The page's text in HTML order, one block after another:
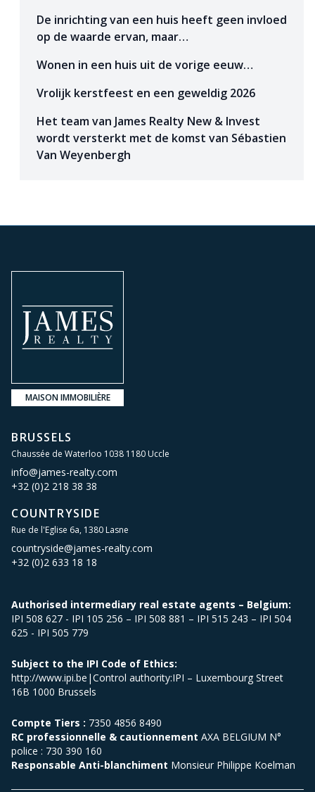
De inrichting van een huis heeft geen invloed
op de waarde ervan, maar…
Wonen in een huis uit de vorige eeuw…
Vrolijk kerstfeest en een geweldig 2026
Het team van James Realty New & Invest
wordt versterkt met de komst van Sébastien
Van Weyenbergh
MAISON IMMOBILIÈRE
BRUSSELS
Chaussée de Waterloo 1038 1180 Uccle
info@james-realty.com
+32 (0)2 218 38 38
COUNTRYSIDE
Rue de l'Eglise 6a, 1380 Lasne
countryside@james-realty.com
+32 (0)2 633 18 18
Authorised intermediary real estate agents – Belgium:
IPI 508 627 - IPI 105 256 – IPI 508 881 – IPI 515 243 – IPI 504
625 - IPI 505 779
Subject to the IPI Code of Ethics:
http://www.ipi.be|Control authority:IPI – Luxembourg Street
16B 1000 Brussels
Compte Tiers : 7350 4856 8490
RC professionnelle & cautionnement AXA BELGIUM N°
police : 730 390 160
Responsable Anti-blanchiment Monsieur Philippe Koelman